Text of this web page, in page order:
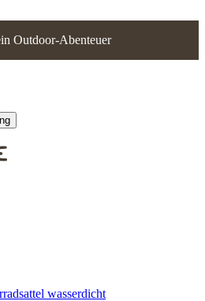
Outdoor-Abenteuer
wasserdicht